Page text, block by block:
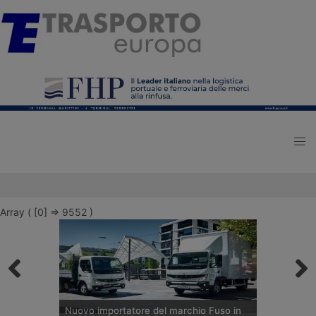
Array ( [0] => 9552 )
Nuovo importatore del marchio Fuso in